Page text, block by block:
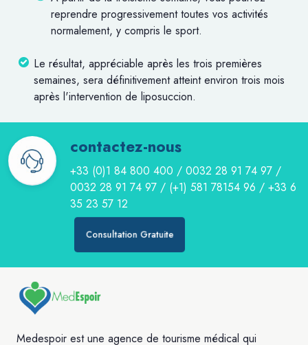
reprendre progressivement toutes vos activités
normalement, y compris le sport.
Le résultat, appréciable après les trois premières
semaines, sera définitivement atteint environ trois mois
après l'intervention de liposuccion.
contactez-nous
+33 (0)1 84 800 400 / 0032 28 91 74 97 /
0032 28 91 74 97 / (+1) 581 78154 96 / +33 6
35 23 57 12
Consultation Gratuite
Medespoir est une agence de tourisme médical qui